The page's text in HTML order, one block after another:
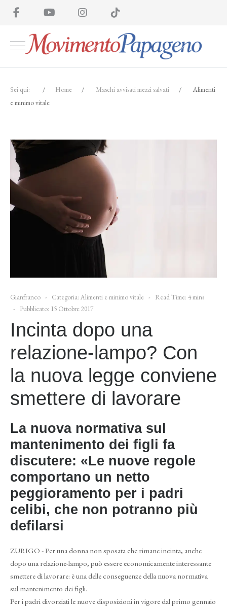
Sei qui: Home Maschi avvisati mezzi sal­vati
Alimenti
e minimo vitale
Gianfranco Categoria: Alimenti e minimo vitale
Read Time: 4 mins
Pubblicato: 15 Ottobre 2017
Incinta dopo una
relazione-lampo? Con
la nuova legge conviene
smettere di lavorare
La nuova normativa sul
mantenimento dei figli fa
discutere: «Le nuove regole
comportano un netto
peggioramento per i padri
celibi, che non potranno più
defilarsi
ZURIGO - Per una donna non sposata che rimane incinta, anche
dopo una relazione-lampo, può essere economicamente interessante
smettere di lavorare: è una delle conseguenze della nuova normativa
sul mantenimento dei figli.
Per i padri divorziati le nuove disposizioni in vigore dal primo gennaio